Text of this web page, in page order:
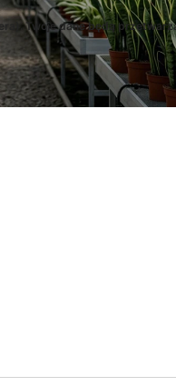
Twoje dane będą